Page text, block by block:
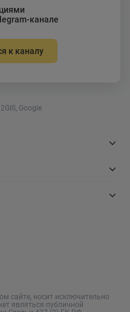
канале
к каналу
Google
сайте, носит исключительно
являться публичной